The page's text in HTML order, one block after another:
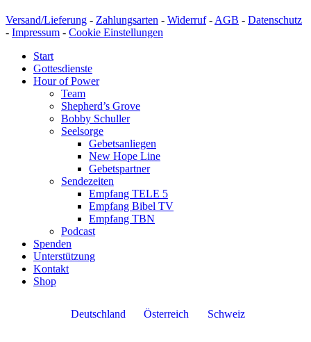
Versand/Lieferung - Zahlungsarten - Widerruf- AGB - Datenschutz
- Impressum - Cookie Einstellungen
Start
Gottesdienste
Hour of Power
Team
Shepherd’s Grove
Bobby Schuller
Seelsorge
Gebetsanliegen
New Hope Line
Gebetspartner
Sendezeiten
Empfang TELE 5
Empfang Bibel TV
Empfang TBN
Podcast
Spenden
Unterstützung
Kontakt
Shop
Deutschland Österreich Schweiz